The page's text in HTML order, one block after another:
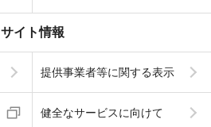
サイト情報
提供事業者等に関する表示
健全なサービスに向けて